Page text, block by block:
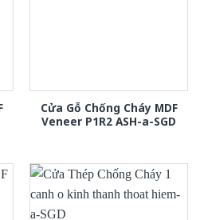
Cửa Gỗ Chống Cháy MDF
Veneer P1R2 ASH-a-SGD